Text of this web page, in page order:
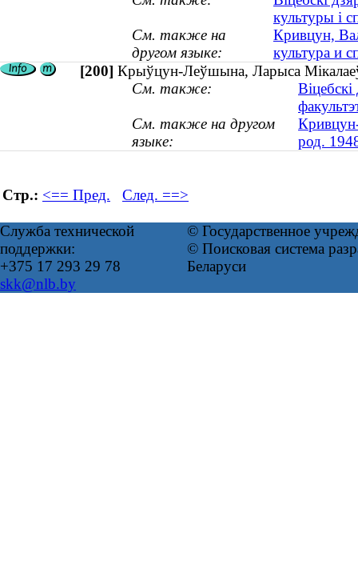
культуры і
См. также на
другом языке:
Кривцун,
культура и
[200] Крыўцун-Леўшына, Ларыса
См. также:
См. также на другом
языке:
род.
Стр.: <== Пред. След. ==>
Служба технической
поддержки:
+375 17 293 29 78
skk@nlb.by
© Государственное
© Поисковая система
Беларуси